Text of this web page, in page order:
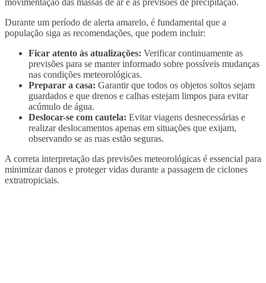
Durante um período de alerta amarelo, é fundamental que a
população siga as recomendações, que podem incluir:
Ficar atento às atualizações: Verificar continuamente as
previsões para se manter informado sobre possíveis mudanças
nas condições meteorológicas.
Preparar a casa: Garantir que todos os objetos soltos sejam
guardados e que drenos e calhas estejam limpos para evitar
acúmulo de água.
Deslocar-se com cautela: Evitar viagens desnecessárias e
realizar deslocamentos apenas em situações que exijam,
observando se as ruas estão seguras.
A correta interpretação das previsões meteorológicas é essencial para
minimizar danos e proteger vidas durante a passagem de ciclones
extratropiciais.